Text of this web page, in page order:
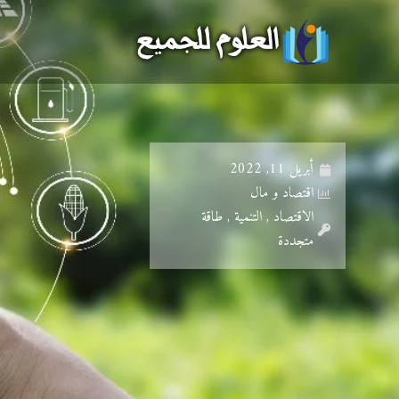
تخطي
إلى
أبريل 11, 2022
اقتصاد و مال
الاقتصاد , التنمية , طاقة
متجددة